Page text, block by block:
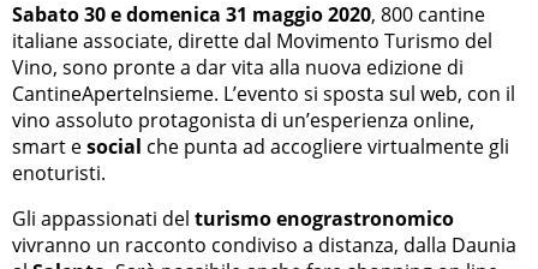
Sabato 30 e domenica 31 maggio 2020, 800 cantine
italiane associate, dirette dal Movimento Turismo del
Vino, sono pronte a dar vita alla nuova edizione di
CantineAperteInsieme. L’evento si sposta sul web, con il
vino assoluto protagonista di un’esperienza online,
smart esocial che punta ad accogliere virtualmente gli
enoturisti.
Gli appassionati del turismo enograstronomico
vivranno un racconto condiviso a distanza, dalla Daunia